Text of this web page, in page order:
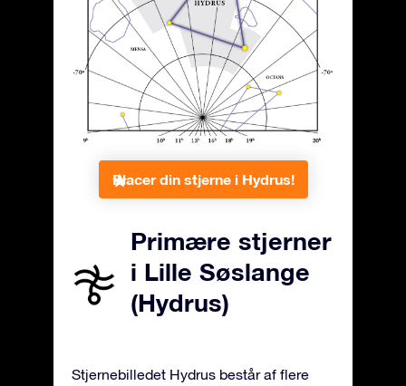
Placer din stjerne i Hydrus!
Primære stjerner
i Lille Søslange
(Hydrus)
Stjernebilledet Hydrus består af flere